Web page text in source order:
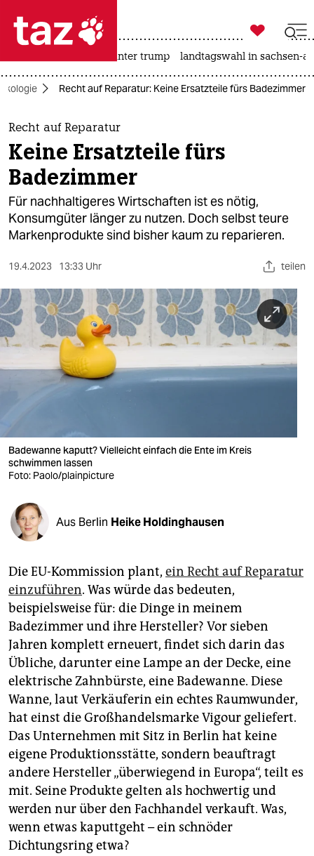
 taz zahl ich
taz zahl ich
themen
politik
öko
gesellschaft
sport
berlin
nord
wahrheit
verlag
veranstaltungen
fragen & hilfe
abo
genossenschaft
epaper login

taz zahl ich
usa unter trump landtagswahl in sachsen-
Recht auf Reparatur: Keine Ersatzteile fürs Badezimmer
Recht auf Reparatur
Keine Ersatzteile fürs
Badezimmer
Für nachhaltigeres Wirtschaften ist es nötig,
Konsumgüter länger zu nutzen. Doch selbst teure
Markenprodukte sind bisher kaum zu reparieren.
19.4.2023 13:33 Uhr teilen
Badewanne kaputt? Vielleicht einfach die Ente im Kreis
schwimmen lassen
Foto: Paolo/plainpicture
Aus Berlin Heike Holdinghausen
Die EU-Kommission plant, ein Recht auf Reparatur
einzuführen. Was würde das bedeuten,
beispielsweise für: die Dinge in meinem
Badezimmer und ihre Hersteller? Vor sieben
Jahren komplett erneuert, findet sich darin das
Übliche, darunter eine Lampe an der Decke, eine
elektrische Zahnbürste, eine Badewanne. Diese
Wanne, laut Verkäuferin ein echtes Raumwunder,
hat einst die Großhandelsmarke Vigour geliefert.
Das Unternehmen mit Sitz in Berlin hat keine
eigene Produktionsstätte, sondern beauftragt
andere Hersteller „überwiegend in Europa“, teilt es
mit. Seine Produkte gelten als hochwertig und
werden nur über den Fachhandel verkauft. Was,
wenn etwas kaputtgeht – ein schnöder
Dichtungsring etwa?